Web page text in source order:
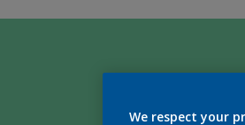
We respect your